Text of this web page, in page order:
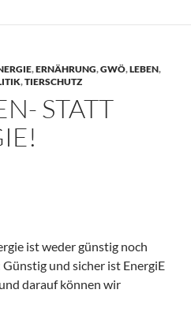
,ERNÄHRUNG,GWÖ,LEBEN,
,TIERSCHUTZ
STATT
ist weder günstig noch
und sicher ist EnergiE
darauf können wir